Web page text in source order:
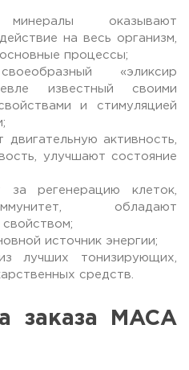
оказывают
на весь организм,
процессы;
«эликсир
известный своими
и стимуляцией
активность,
улучшают состояние
за регенерацию клеток,
обладают
источник энергии;
лучших тонизирующих,
средств.
заказа MACA